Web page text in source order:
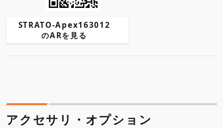
STRATO-Apex163012
のARを見る
アクセサリ・オプション